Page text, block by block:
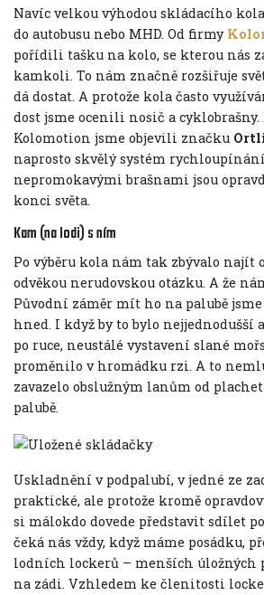
Navíc velkou výhodou skládacího kola
do autobusu nebo MHD. Od firmy
pořídili tašku na kolo, se kterou nás
kamkoli. To nám značně rozšiřuje
dá dostat. A protože kola často
dost jsme ocenili nosič a
Kolomotion jsme objevili značku
naprosto skvělý systém
nepromokavými brašnami jsou
konci světa.
Kam (na lodi) s ním
Po výběru kola nám tak zbývalo najít
odvěkou nerudovskou otázku. A že
Původní záměr mít ho na palubě
hned. I když by to bylo nejjednodušší
po ruce, neustálé vystavení slané
proměnilo v hromádku rzi. A to
zavazelo obslužným lanům od plachet
palubě.
Uskladnění v podpalubí, v jedné ze
praktické, ale protože kromě
si málokdo dovede představit sdílet
čeká nás vždy, když máme posádku,
lodních lockerů – menších úložných
na zádi. Vzhledem ke členitosti